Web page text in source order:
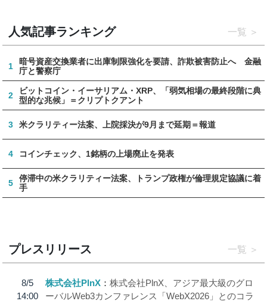
人気記事ランキング 一覧
1
暗号資産交換業者に出庫制限強化を要請、詐欺被害防止へ 金融
庁と警察庁
2
ビットコイン・イーサリアム・XRP、「弱気相場の最終段階に典
型的な兆候」＝クリプトクアント
3 米クラリティー法案、上院採決が9月まで延期＝報道
4 コインチェック、1銘柄の上場廃止を発表
5
停滞中の米クラリティー法案、トランプ政権が倫理規定協議に着
手
プレスリリース 一覧
8/5
14:00
株式会社PlnX
株式会社PlnX、アジア最大級のグロ
ーバルWeb3カンファレンス「WebX2026」とのコラ